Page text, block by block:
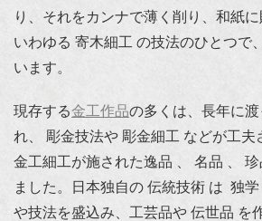
り、それをカンナで薄く削り、和紙に
いわゆる 寄木細工 の技法のひとつで
います。
現存する金工作品の多くは、長年に
れ、 彫金技法や 彫金細工 などが工夫
金工細工が施された逸品 、 名品 、
ました。日本独自の 伝統技術 は 独
や技法を盛込み、工芸品や 伝世品 を